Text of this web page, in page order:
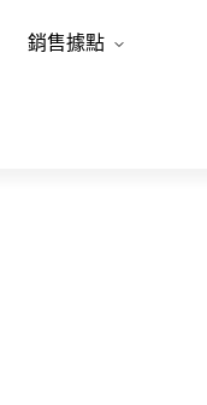
銷售據點